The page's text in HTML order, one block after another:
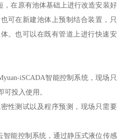
，在原有池体基础上进行改造安装好
可在新建池体上预制结合装置，只
。也可以在既有管道上进行快速安
iSCADA智能控制系统，现场只
投入使用。
性测试以及程序预测，现场只需要
智能控制系统，通过静压式液位传感